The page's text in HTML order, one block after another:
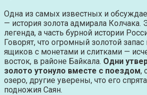
Одна из самых известных и
— история золота адмирала Колчака.
легенда, а часть бурной истории
Говорят, что огромный золотой
ящиков с монетами и слитками —
восток, в районе Байкала. Одни
золото утонуло вместе с поездом,
озеро, другие уверены, что его
подножия Саян.